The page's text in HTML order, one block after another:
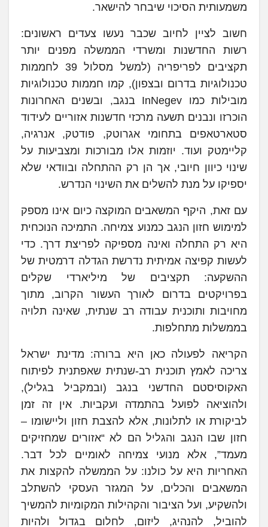
משמעותית הסיכוי שיבחר להישאר.
חשוב לציין לחיוב שכבר נעשו צעדים ראשונים:
רשות החדשנות ומשרדי הממשלה מפנים יותר
תקציבים לפריפריה (למשל מסלול 39 לחממות
טכנולוגיות בדרום ובצפון), קמו חממות טכנולוגיות
מובילות כמו InNegev בנגב, ובשנים האחרונות
הוכרזו ונבנים תשעה מרכזי חדשנות אזוריים לעידוד
סטארטאפים בתחומי אגרוטק, פודטק, אנרגיה,
קליימטק ועוד. יוזמות אלו מבורכות ומצביעות על
שינוי כיוון חיובי, אך הן רק ההתחלה ובוודאי שלא
יספיקו על מנת להשלים את השינוי הנדרש.
עם זאת, היקף המשאבים המוקצה כיום אינו מספק
למימוש חזון הנגב כמנוע צמיחה. התמיכה הנוכחית
היא רק התחלה ואינה מספיקה לפריצת דרך. כדי
לעשות קפיצה אמיתית נדרשת הגדלה דרמטית של
ההשקעה: תקציבים של מיליארדי שקלים
בפרויקטים בדרום לאורך העשור הקרוב, מתוך
מחויבות ותוכנית עבודה רב שנתית, שאינה תלויה
בממשלות מתחלפות.
הקריאה לפעולה כאן היא ברורה: מדינת ישראל
צריכה לאמץ תוכנית רב-שנתית שאפתנית לפיתוח
האקוסיסטם החדשני בנגב (ובמקביל בגליל),
ולהוציאה לפועל בהתמדה ועקביות. אין זה זמן
לביקורת או לתלונות, אלא להצבת חזון וליישומו –
חזון שבו הנגב והגליל הם לא “אזורים שמחזיקים
מעמד”, אלא מנועי צמיחה לאומיים לכל דבר.
האחריות היא על כולנו: על הממשלה להקצות את
המשאבים והכלים, על המגזר העסקי להשתלב
ולהשקיע, ועל הציבור והקהילות המקומיות להמשיך
להוביל, להנהיג, ליזום, לחלום בגדול ולהיות